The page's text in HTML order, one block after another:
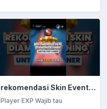
rekomendasi Skin Event Diamond Kuning: EXP Laner
Player EXP Wajib tau